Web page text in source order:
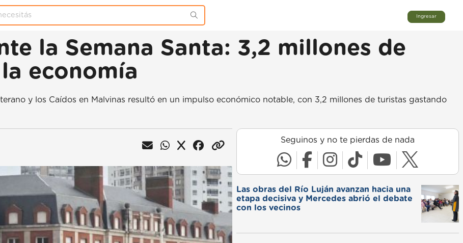
Ingresar
la Semana Santa: 3,2 millones de
economía
y los Caídos en Malvinas resultó en un impulso económico notable, con 3,2 millones de turistas gastando
Seguinos y no te pierdas de nada
Las obras del Río Luján avanzan hacia una
etapa decisiva y Mercedes abrió el debate
con los vecinos